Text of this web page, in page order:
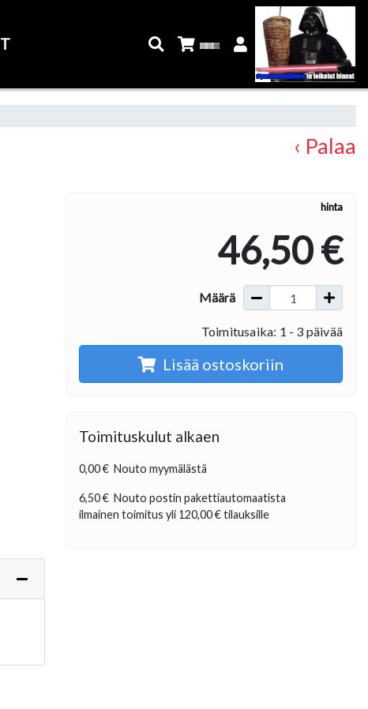
‹ Palaa
hinta
46,50 €
Määrä
Toimitusaika: 1 - 3 päivää
Lisää ostoskoriin
Toimituskulut alkaen
0,00 € Nouto myymälästä
6,50 € Nouto postin pakettiautomaatista
ilmainen toimitus yli 120,00 €tilauksille